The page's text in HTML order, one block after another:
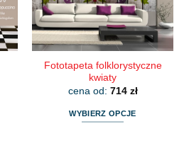
na
stronie
produktu
Fototapeta folklorystyczne
kwiaty
cena od: 714 zł
WYBIERZ OPCJE